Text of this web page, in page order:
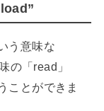
う意味な
の「read」
ことができま